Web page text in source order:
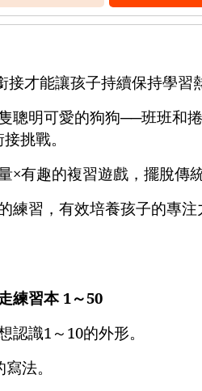
接才能讓孩子持續保持學習
聰明可愛的狗狗──班班和
挑戰。
×有趣的複習遊戲，擺脫傳
練習，有效培養孩子的專
練習本1～50
認識1 ～ 10的外形。
寫法。